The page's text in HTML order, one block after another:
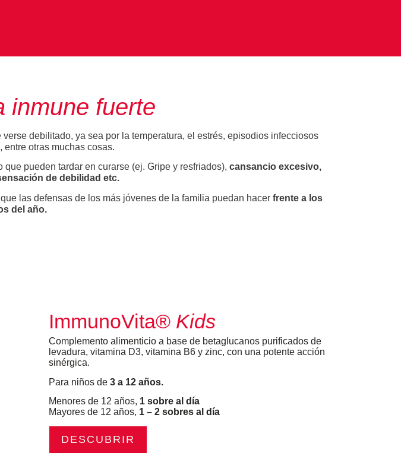
inmune fuerte
debilitado, ya sea por la temperatura, el estrés, episodios infecciosos
entre otras muchas cosas.
pueden tardar en curarse (ej. Gripe y resfriados), cansancio excesivo,
de debilidad etc.
las defensas de los más jóvenes de la familia puedan hacerfrente a los
del año.
ImmunoVita® Kids
Complemento alimenticio a base de betaglucanos purificados de
levadura, vitamina D3, vitamina B6 y zinc, con una potente acción
sinérgica.
Para niños de3 a 12 años.
Menores de 12 años, 1 sobre al día
Mayores de 12 años, 1 – 2 sobres al día
DESCUBRIR